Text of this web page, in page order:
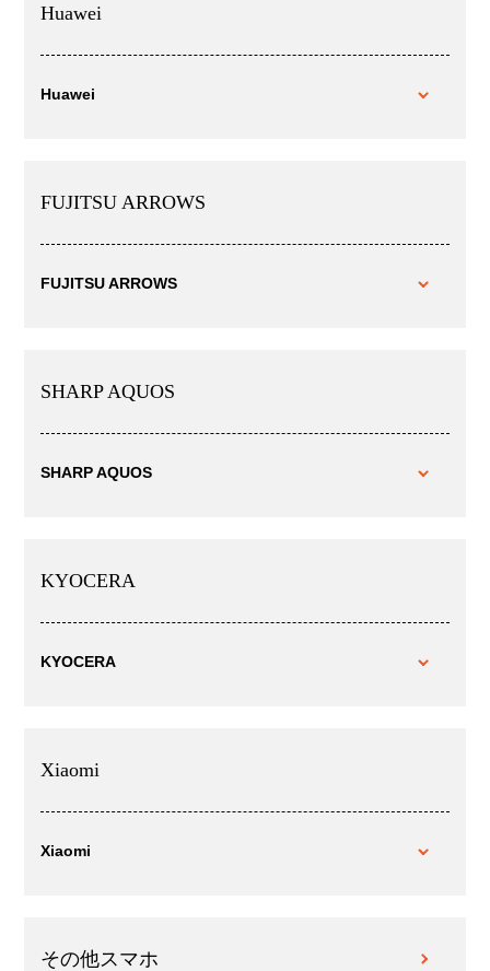
Huawei
Huawei
FUJITSU ARROWS
FUJITSU ARROWS
SHARP AQUOS
SHARP AQUOS
KYOCERA
KYOCERA
Xiaomi
Xiaomi
その他スマホ